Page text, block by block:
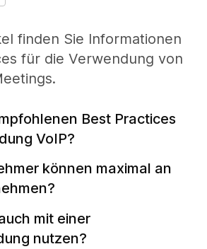
finden Sie Informationen
für die Verwendung von
Best Practices
VoIP?
können maximal an
mit einer
nutzen?